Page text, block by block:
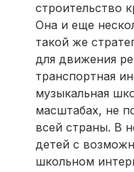
строительство
Она и еще
такой же
для движения
транспортная
музыкальная
масштабах, не
всей страны. В
детей с
школьном